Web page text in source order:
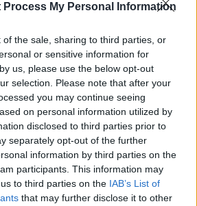
Process My Personal Information
of the sale, sharing to third parties, or
or sensitive information for
us, please use the below opt-out
selection. Please note that after your
you may continue seeing
on personal information utilized by
disclosed to third parties prior to
separately opt-out of the further
information by third parties on the
participants. This information may
to third parties on the IAB’s List of
that may further disclose it to other
továbbképzésekkel erősít a